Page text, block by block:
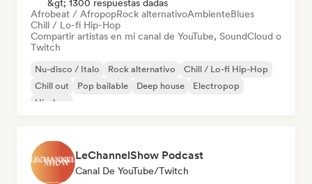
&gt; 1300 respuestas dadas
Afrobeat / AfropopRock alternativoAmbienteBlues
Chill / Lo-fi Hip-Hop
Compartir artistas en mi canal de YouTube, SoundCloud o
Twitch
Nu-disco / Italo Rock alternativo
Chill / Lo-fi Hip-Hop
Chill out
Pop bailable Deep house
Electropop
Hip-hop
LeChannelShow Podcast
Canal De YouTube/Twitch